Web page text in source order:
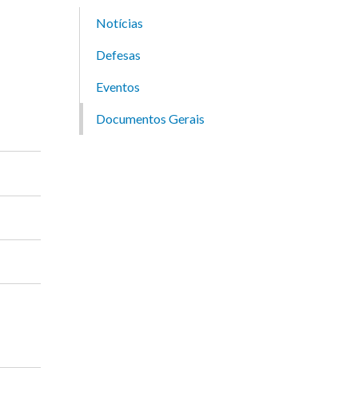
Notícias
Defesas
Eventos
Documentos Gerais